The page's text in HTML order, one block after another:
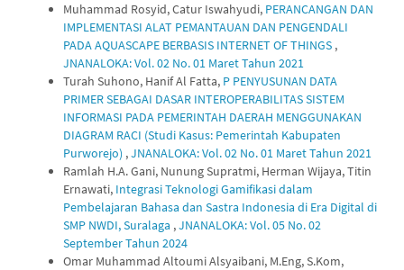
Muhammad Rosyid, Catur Iswahyudi, PERANCANGAN DAN
IMPLEMENTASI ALAT PEMANTAUAN DAN PENGENDALI
PADA AQUASCAPE BERBASIS INTERNET OF THINGS ,
JNANALOKA: Vol. 02 No. 01 Maret Tahun 2021
Turah Suhono, Hanif Al Fatta, P PENYUSUNAN DATA
PRIMER SEBAGAI DASAR INTEROPERABILITAS SISTEM
INFORMASI PADA PEMERINTAH DAERAH MENGGUNAKAN
DIAGRAM RACI (Studi Kasus: Pemerintah Kabupaten
Purworejo) ,JNANALOKA: Vol. 02 No. 01 Maret Tahun 2021
Ramlah H.A. Gani, Nunung Supratmi, Herman Wijaya, Titin
Ernawati, Integrasi Teknologi Gamifikasi dalam
Pembelajaran Bahasa dan Sastra Indonesia di Era Digital di
SMP NWDI, Suralaga ,JNANALOKA: Vol. 05 No. 02
September Tahun 2024
Omar Muhammad Altoumi Alsyaibani, M.Eng, S.Kom,